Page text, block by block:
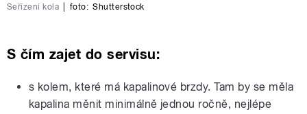
Seřízení kola foto: Shutterstock
S čím zajet do servisu:
s kolem, které má kapalinové brzdy. Tam by se měla
kapalina měnit minimálně jednou ročně, nejlépe